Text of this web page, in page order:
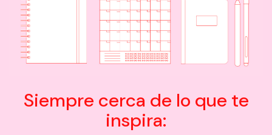
Siempre cerca de lo que te
inspira: